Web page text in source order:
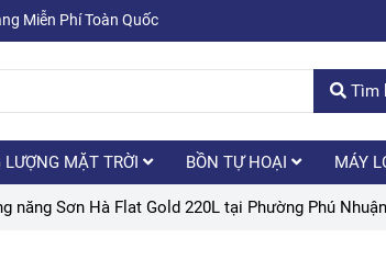
Miễn Phí Toàn Quốc
Tìm
MẶT TRỜI BỒN TỰ HOẠI MÁY
năng Sơn Hà Flat Gold 220L tại Phường Phú Nhuận